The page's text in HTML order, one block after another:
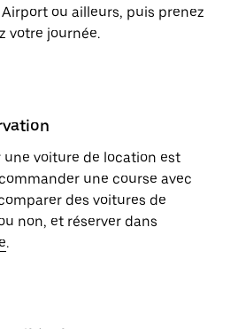
ou ailleurs, puis prenez
votre journée.
une voiture de location est
une course avec
des voitures de
non, et réserver dans
.